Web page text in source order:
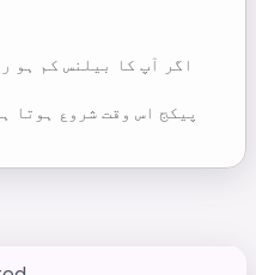
اگر آپ کا بیلنس کم ہو
پیکج اس وقت شروع ہوتا